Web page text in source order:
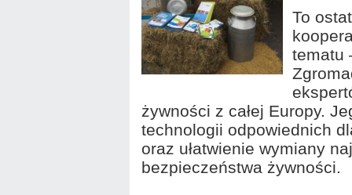
To
tematu
żywności z całej Europy.
technologii odpowiednich
oraz ułatwienie wymiany
bezpieczeństwa żywności.